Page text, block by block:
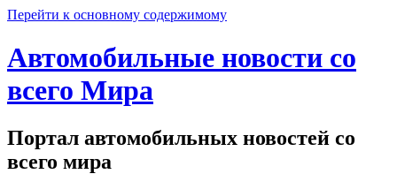
Перейти к основному содержимому
Автомобильные новости со
всего Мира
Портал автомобильных новостей со
всего мира